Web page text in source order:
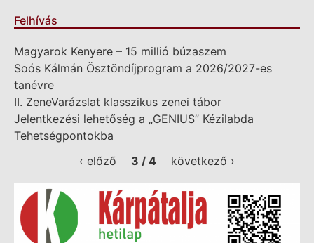
Felhívás
Magyarok Kenyere – 15 millió búzaszem
Soós Kálmán Ösztöndíjprogram a 2026/2027-es
tanévre
II. ZeneVarázslat klasszikus zenei tábor
Jelentkezési lehetőség a „GENIUS” Kézilabda
Tehetségpontokba
‹ előző
3 / 4 következő ›